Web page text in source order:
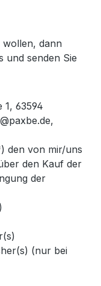
wollen, dann
und senden Sie
1, 63594
den von mir/uns
den Kauf der
der
(nur bei